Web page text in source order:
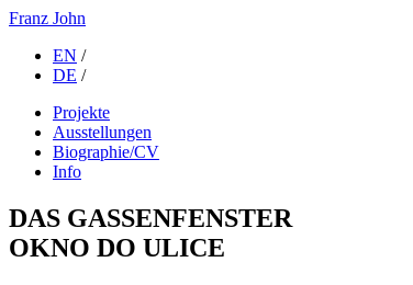
Franz John
EN /
DE /
Projekte
Ausstellungen
Biographie/CV
Info
DAS GASSENFENSTER
OKNO DO ULICE